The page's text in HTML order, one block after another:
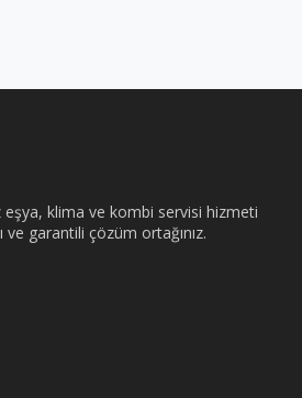
klima ve kombi servisi hizmeti
ve garantili çözüm ortağınız.